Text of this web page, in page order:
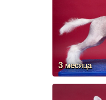
3 месяца